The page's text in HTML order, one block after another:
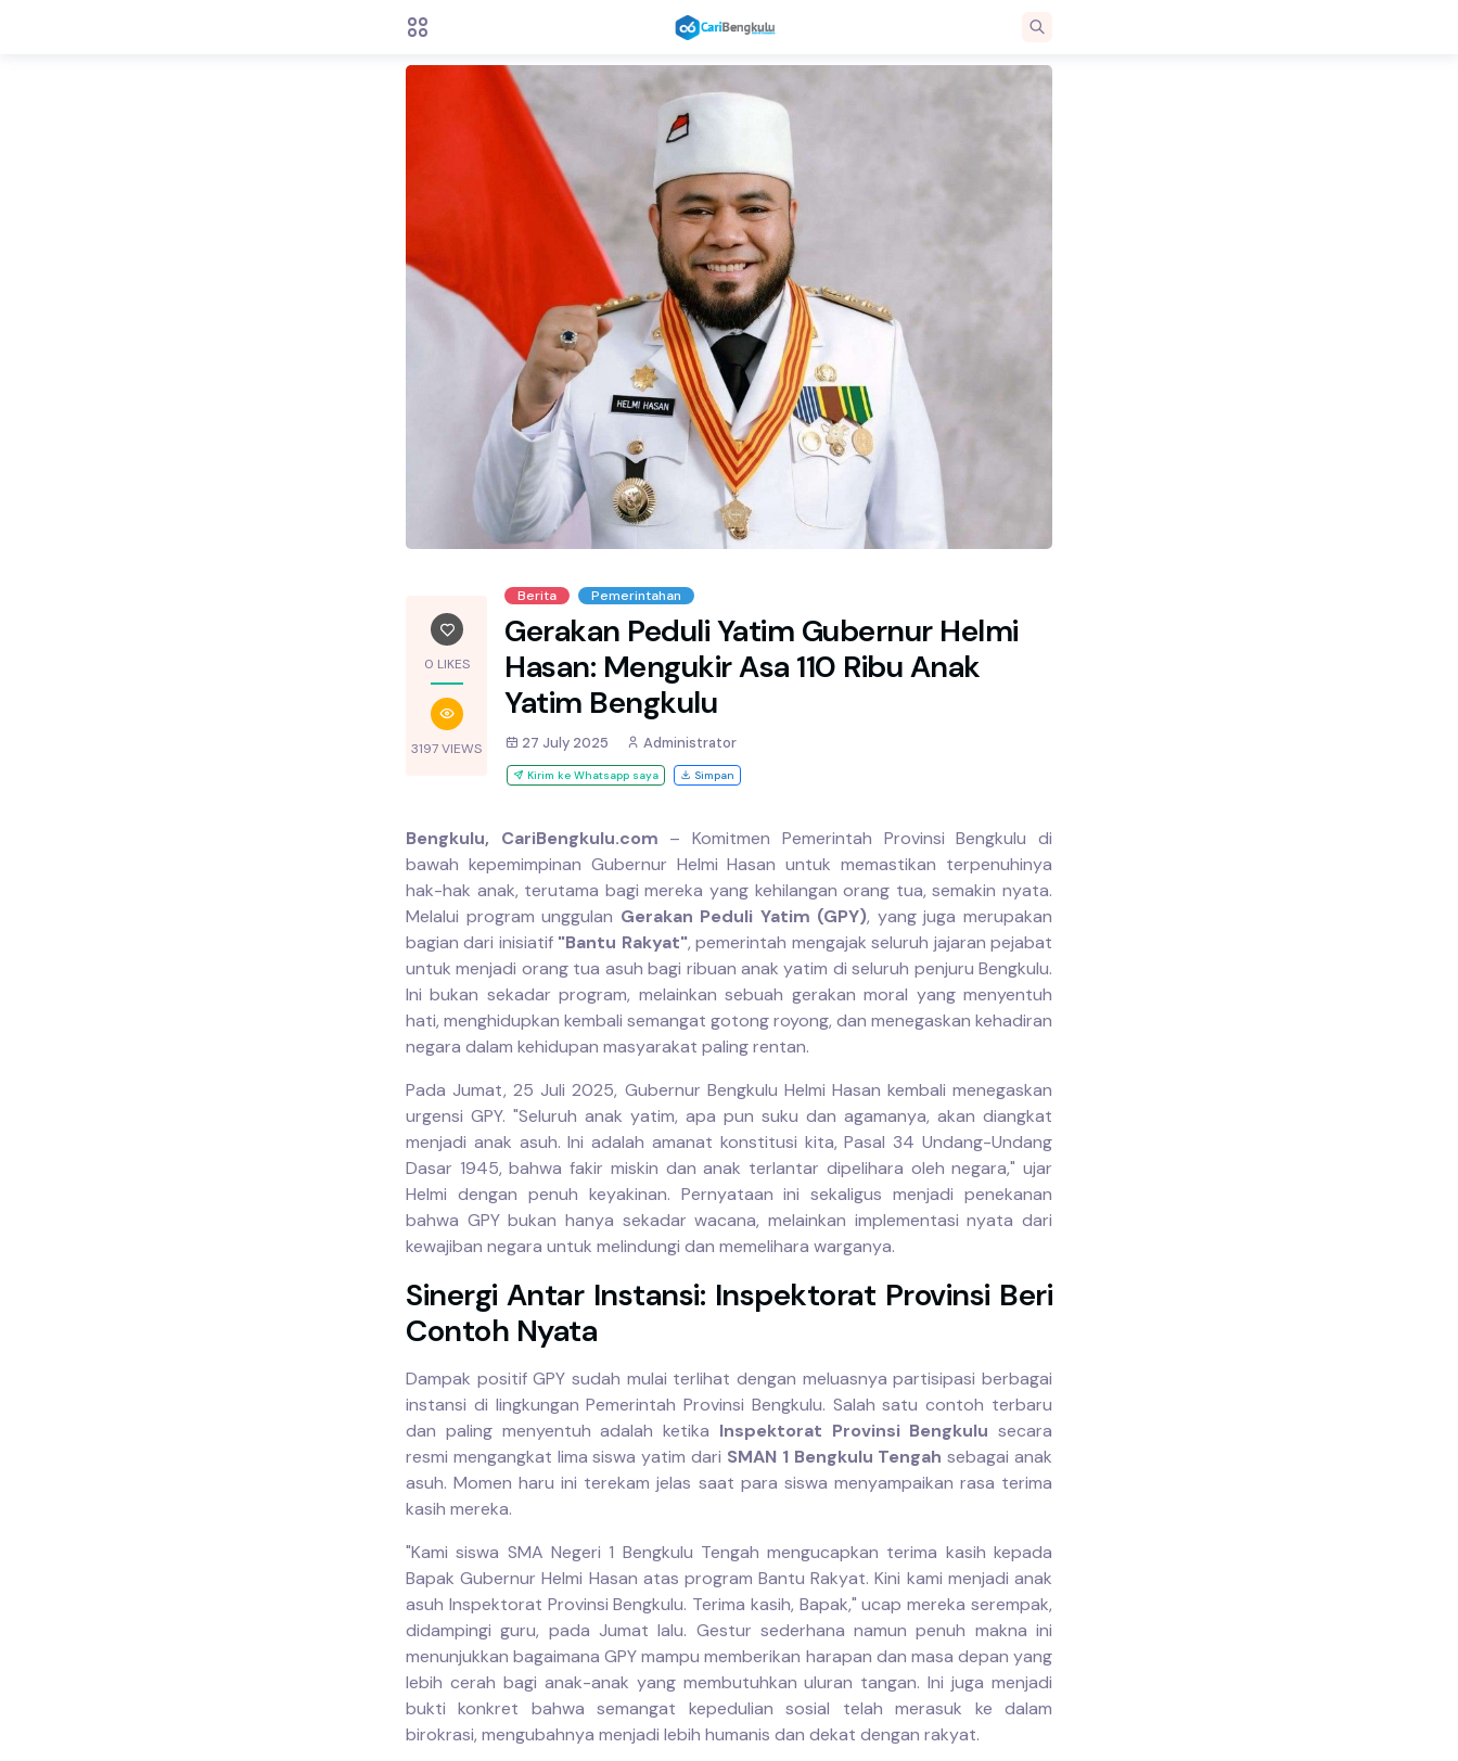
0 LIKES
3197 VIEWS
Berita Pemerintahan
Gerakan Peduli Yatim Gubernur Helmi
Hasan: Mengukir Asa 110 Ribu Anak
Yatim Bengkulu
27 July 2025 Administrator
Kirim ke Whatsapp saya Simpan
Bengkulu, CariBengkulu.com – Komitmen Pemerintah Provinsi Bengkulu di
bawah kepemimpinan Gubernur Helmi Hasan untuk memastikan terpenuhinya
hak-hak anak, terutama bagi mereka yang kehilangan orang tua, semakin nyata.
Melalui program unggulan Gerakan Peduli Yatim (GPY), yang juga merupakan
bagian dari inisiatif "Bantu Rakyat", pemerintah mengajak seluruh jajaran pejabat
untuk menjadi orang tua asuh bagi ribuan anak yatim di seluruh penjuru Bengkulu.
Ini bukan sekadar program, melainkan sebuah gerakan moral yang menyentuh
hati, menghidupkan kembali semangat gotong royong, dan menegaskan kehadiran
negara dalam kehidupan masyarakat paling rentan.
Pada Jumat, 25 Juli 2025, Gubernur Bengkulu Helmi Hasan kembali menegaskan
urgensi GPY. "Seluruh anak yatim, apa pun suku dan agamanya, akan diangkat
menjadi anak asuh. Ini adalah amanat konstitusi kita, Pasal 34 Undang-Undang
Dasar 1945, bahwa fakir miskin dan anak terlantar dipelihara oleh negara," ujar
Helmi dengan penuh keyakinan. Pernyataan ini sekaligus menjadi penekanan
bahwa GPY bukan hanya sekadar wacana, melainkan implementasi nyata dari
kewajiban negara untuk melindungi dan memelihara warganya.
Sinergi Antar Instansi: Inspektorat Provinsi Beri
Contoh Nyata
Dampak positif GPY sudah mulai terlihat dengan meluasnya partisipasi berbagai
instansi di lingkungan Pemerintah Provinsi Bengkulu. Salah satu contoh terbaru
dan paling menyentuh adalah ketika Inspektorat Provinsi Bengkulu secara
resmi mengangkat lima siswa yatim dari SMAN 1 Bengkulu Tengah sebagai anak
asuh. Momen haru ini terekam jelas saat para siswa menyampaikan rasa terima
kasih mereka.
"Kami siswa SMA Negeri 1 Bengkulu Tengah mengucapkan terima kasih kepada
Bapak Gubernur Helmi Hasan atas program Bantu Rakyat. Kini kami menjadi anak
asuh Inspektorat Provinsi Bengkulu. Terima kasih, Bapak," ucap mereka serempak,
didampingi guru, pada Jumat lalu. Gestur sederhana namun penuh makna ini
menunjukkan bagaimana GPY mampu memberikan harapan dan masa depan yang
lebih cerah bagi anak-anak yang membutuhkan uluran tangan. Ini juga menjadi
bukti konkret bahwa semangat kepedulian sosial telah merasuk ke dalam
birokrasi, mengubahnya menjadi lebih humanis dan dekat dengan rakyat.